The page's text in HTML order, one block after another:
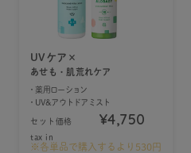
UVケア×
あせも・肌荒れケア
・薬用ローション
・UV&アウトドアミスト
セット価格 ¥4,750
tax in
※各単品で購入するより 530円